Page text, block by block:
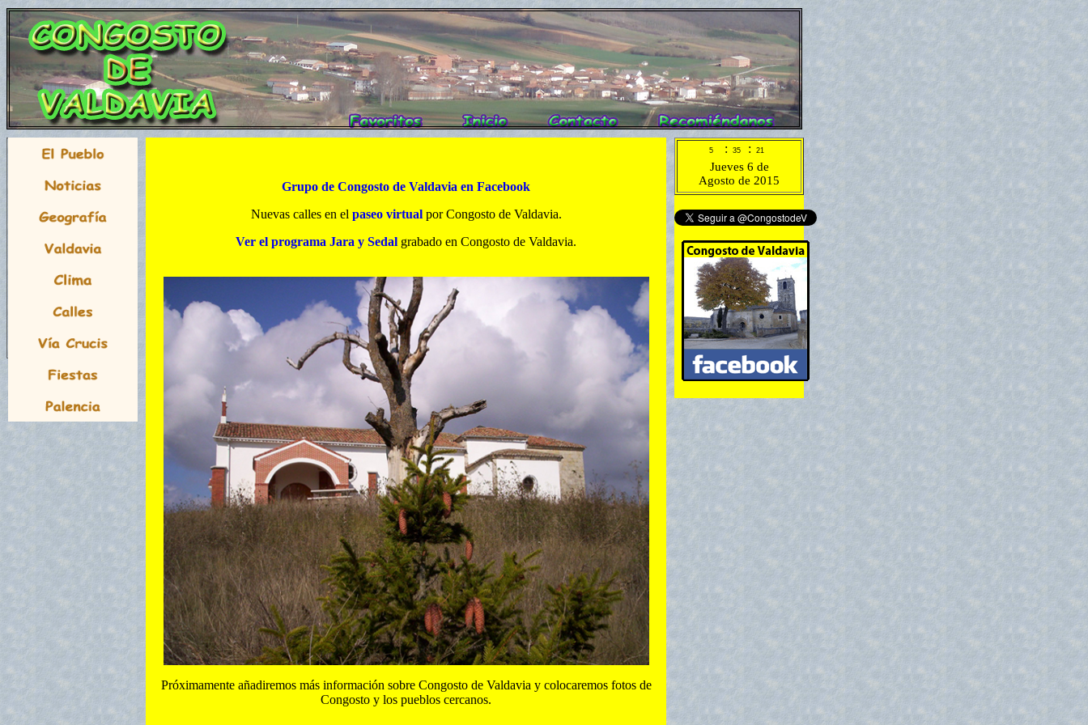
Grupo de Congosto de Valdavia en Facebook
Nuevas calles en el paseo virtualpor Congosto de Valdavia.
Ver el programa Jara y Sedal grabado en Congosto de Valdavia.
Próximamente añadiremos más información sobre Congosto de Valdavia y colocaremos fotos de
Congosto y los pueblos cercanos.
: :
Jueves 6 de
Agosto de 2015